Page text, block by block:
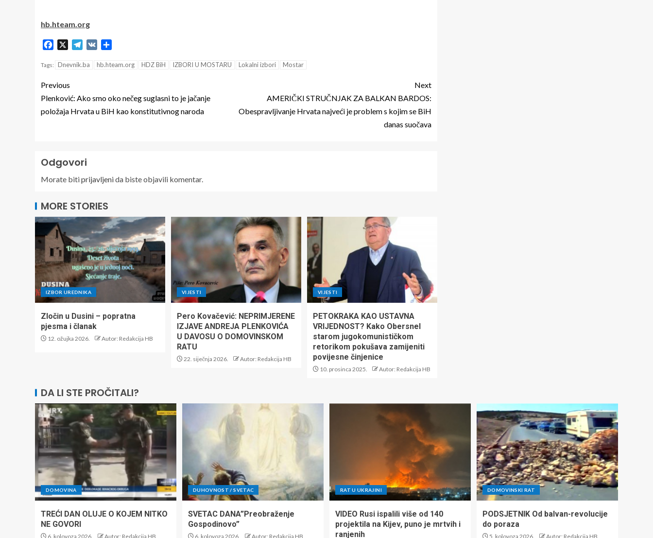
hb.hteam.org
Facebook Telegram
VK
Tags: Dnevnik.ba hb.hteam.org HDZ BiH IZBORI U MOSTARU Lokalni izbori Mostar
Previous
Plenković: Ako smo oko nečeg suglasni to je jačanje
položaja Hrvata u BiH kao konstitutivnog naroda
Next
AMERIČKI STRUČNJAK ZA BALKAN BARDOS:
Obespravljivanje Hrvata najveći je problem s kojim se BiH
danas suočava
Odgovori
Morate bitiprijavljenida biste objavili komentar.
MORE STORIES
IZBOR UREDNIKA
Zločin u Dusini – popratna
pjesma i članak
12. ožujka 2026. Autor: Redakcija HB
VIJESTI
Pero Kovačević: NEPRIMJERENE
IZJAVE ANDREJA PLENKOVIĆA
U DAVOSU O DOMOVINSKOM
RATU
22. siječnja 2026. Autor: Redakcija HB
VIJESTI
PETOKRAKA KAO USTAVNA
VRIJEDNOST? Kako Obersnel
starom jugokomunističkom
retorikom pokušava zamijeniti
povijesne činjenice
10. prosinca 2025. Autor: Redakcija HB
DA LI STE PROČITALI?
DOMOVINA
TREĆI DAN OLUJE O KOJEM NITKO
NE GOVORI
6. kolovoza 2026. Autor: Redakcija HB
DUHOVNOST / SVETAC
SVETAC DANA”Preobraženje
Gospodinovo”
6. kolovoza 2026. Autor: Redakcija HB
RAT U UKRAJINI
VIDEO Rusi ispalili više od 140
projektila na Kijev, puno je mrtvih i
ranjenih
DOMOVINSKI RAT
PODSJETNIK Od balvan-revolucije
do poraza
5. kolovoza 2026. Autor: Redakcija HB